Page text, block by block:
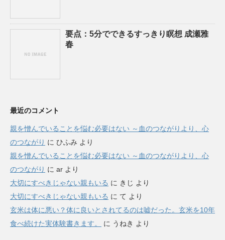
要点：5分でできるすっきり瞑想 成瀬雅
春
最近のコメント
親を憎んでいることを悩む必要はない ～血のつながりより、心
のつながり に ひふみ より
親を憎んでいることを悩む必要はない ～血のつながりより、心
のつながり に ar より
大切にすべきじゃない親もいる に きじ より
大切にすべきじゃない親もいる に て より
玄米は体に悪い？体に良いとされてるのは嘘だった。玄米を10年
食べ続けた実体験書きます。
に うねき より